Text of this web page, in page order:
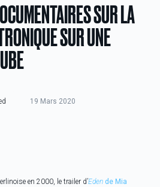
SUR LA
SUR UNE
19 Mars 2020
en 2000, le trailer d’Eden de Mia